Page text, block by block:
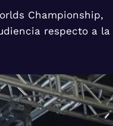
Championship,
respecto a la